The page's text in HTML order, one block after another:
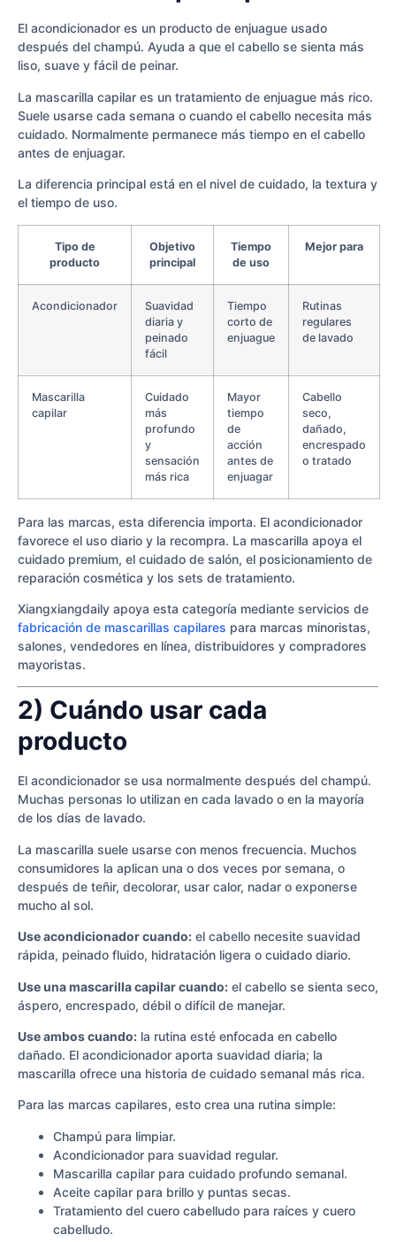
El acondicionador es un producto de enjuague usado
después del champú. Ayuda a que el cabello se sienta más
liso, suave y fácil de peinar.
La mascarilla capilar es un tratamiento de enjuague más rico.
Suele usarse cada semana o cuando el cabello necesita más
cuidado. Normalmente permanece más tiempo en el cabello
antes de enjuagar.
La diferencia principal está en el nivel de cuidado, la textura y
el tiempo de uso.
Tipo de
producto
Objetivo
principal
Tiempo
de uso
Mejor para
Acondicionador
Suavidad
diaria y
peinado
fácil
Tiempo
corto de
enjuague
Rutinas
regulares
de lavado
Mascarilla
capilar
Cuidado
más
profundo
y
sensación
más rica
Mayor
tiempo
de
acción
antes de
enjuagar
Cabello
seco,
dañado,
encrespado
o tratado
Para las marcas, esta diferencia importa. El acondicionador
favorece el uso diario y la recompra. La mascarilla apoya el
cuidado premium, el cuidado de salón, el posicionamiento de
reparación cosmética y los sets de tratamiento.
Xiangxiangdaily apoya esta categoría mediante servicios de
fabricación de mascarillas capilares para marcas minoristas,
salones, vendedores en línea, distribuidores y compradores
mayoristas.
2) Cuándo usar cada
producto
El acondicionador se usa normalmente después del champú.
Muchas personas lo utilizan en cada lavado o en la mayoría
de los días de lavado.
La mascarilla suele usarse con menos frecuencia. Muchos
consumidores la aplican una o dos veces por semana, o
después de teñir, decolorar, usar calor, nadar o exponerse
mucho al sol.
Use acondicionador cuando: el cabello necesite suavidad
rápida, peinado fluido, hidratación ligera o cuidado diario.
Use una mascarilla capilar cuando: el cabello se sienta seco,
áspero, encrespado, débil o difícil de manejar.
Use ambos cuando: la rutina esté enfocada en cabello
dañado. El acondicionador aporta suavidad diaria; la
mascarilla ofrece una historia de cuidado semanal más rica.
Para las marcas capilares, esto crea una rutina simple:
Champú para limpiar.
Acondicionador para suavidad regular.
Mascarilla capilar para cuidado profundo semanal.
Aceite capilar para brillo y puntas secas.
Tratamiento del cuero cabelludo para raíces y cuero
cabelludo.